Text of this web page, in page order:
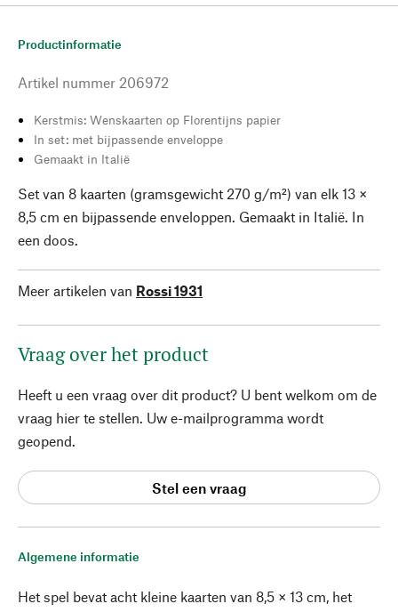
Algemene informatie
Het spel bevat acht kleine kaarten van 8,5 × 13 cm, het
Productinformatie
Artikel nummer 206972
Kerstmis: Wenskaarten op Florentijns papier
In set: met bijpassende enveloppe
Gemaakt in Italië
Set van 8 kaarten (gramsgewicht 270 g/m²) van elk 13 ×
8,5 cm en bijpassende enveloppen. Gemaakt in Italië. In
een doos.
Meer artikelen van Rossi 1931
Vraag over het product
Heeft u een vraag over dit product? U bent welkom om de
vraag hier te stellen. Uw e-mailprogramma wordt
geopend.
Stel een vraag